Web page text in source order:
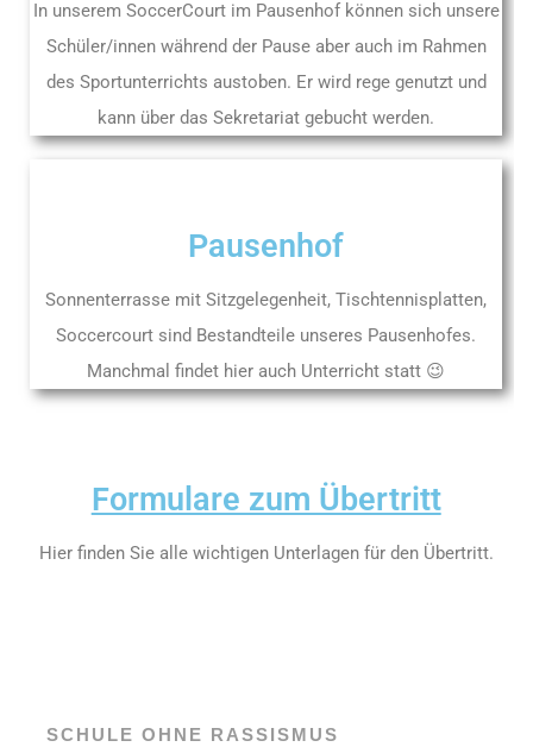
In unserem SoccerCourt im Pausenhof können sich unsere
Schüler/innen während der Pause aber auch im Rahmen
des Sportunterrichts austoben. Er wird rege genutzt und
kann über das Sekretariat gebucht werden.
Pausenhof
Sonnenterrasse mit Sitzgelegenheit, Tischtennisplatten,
Soccercourt sind Bestandteile unseres Pausenhofes.
Manchmal findet hier auch Unterricht statt 😉
Formulare zum Übertritt
Hier finden Sie alle wichtigen Unterlagen für den Übertritt.
SCHULE OHNE RASSISMUS